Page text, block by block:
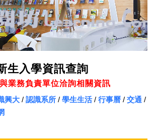
生入學資訊查詢
業務負責單位洽詢相關資訊
興大/ 認識系所/ 學生生活/ 行事曆/ 交通 /